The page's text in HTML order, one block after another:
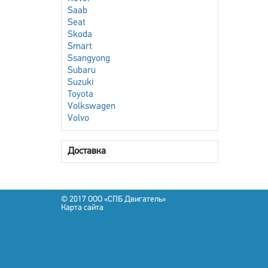
Saab
Seat
Skoda
Smart
Ssangyong
Subaru
Suzuki
Toyota
Volkswagen
Volvo
Доставка
© 2017 OOO «СПБ Двигатель»
Карта сайта